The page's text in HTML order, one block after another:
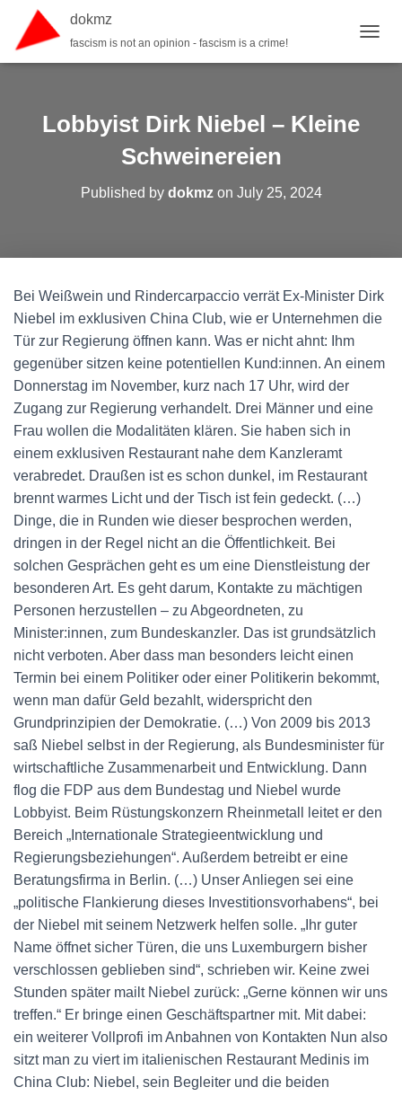
dokmz
fascism is not an opinion - fascism is a crime!
Lobbyist Dirk Niebel – Kleine
Schweinereien
Published by dokmzon July 25, 2024
Bei Weißwein und Rindercarpaccio verrät Ex-Minister Dirk
Niebel im exklusiven China Club, wie er Unternehmen die
Tür zur Regierung öffnen kann. Was er nicht ahnt: Ihm
gegenüber sitzen keine potentiellen Kund:innen. An einem
Donnerstag im November, kurz nach 17 Uhr, wird der
Zugang zur Regierung verhandelt. Drei Männer und eine
Frau wollen die Modalitäten klären. Sie haben sich in
einem exklusiven Restaurant nahe dem Kanzleramt
verabredet. Draußen ist es schon dunkel, im Restaurant
brennt warmes Licht und der Tisch ist fein gedeckt. (…)
Dinge, die in Runden wie dieser besprochen werden,
dringen in der Regel nicht an die Öffentlichkeit. Bei
solchen Gesprächen geht es um eine Dienstleistung der
besonderen Art. Es geht darum, Kontakte zu mächtigen
Personen herzustellen – zu Abgeordneten, zu
Minister:innen, zum Bundeskanzler. Das ist grundsätzlich
nicht verboten. Aber dass man besonders leicht einen
Termin bei einem Politiker oder einer Politikerin bekommt,
wenn man dafür Geld bezahlt, widerspricht den
Grundprinzipien der Demokratie. (…) Von 2009 bis 2013
saß Niebel selbst in der Regierung, als Bundesminister für
wirtschaftliche Zusammenarbeit und Entwicklung. Dann
flog die FDP aus dem Bundestag und Niebel wurde
Lobbyist. Beim Rüstungskonzern Rheinmetall leitet er den
Bereich „Internationale Strategieentwicklung und
Regierungsbeziehungen“. Außerdem betreibt er eine
Beratungsfirma in Berlin. (…) Unser Anliegen sei eine
„politische Flankierung dieses Investitionsvorhabens“, bei
der Niebel mit seinem Netzwerk helfen solle. „Ihr guter
Name öffnet sicher Türen, die uns Luxemburgern bisher
verschlossen geblieben sind“, schrieben wir. Keine zwei
Stunden später mailt Niebel zurück: „Gerne können wir uns
treffen.“ Er bringe einen Geschäftspartner mit. Mit dabei:
ein weiterer Vollprofi im Anbahnen von Kontakten Nun also
sitzt man zu viert im italienischen Restaurant Medinis im
China Club: Niebel, sein Begleiter und die beiden